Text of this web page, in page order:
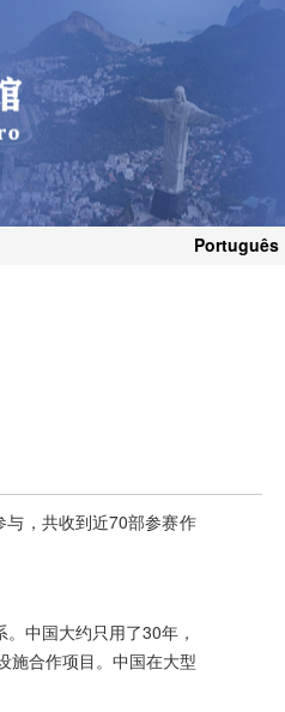
Português
与，共收到近70部参赛作
中国大约只用了30年，
施合作项目。中国在大型